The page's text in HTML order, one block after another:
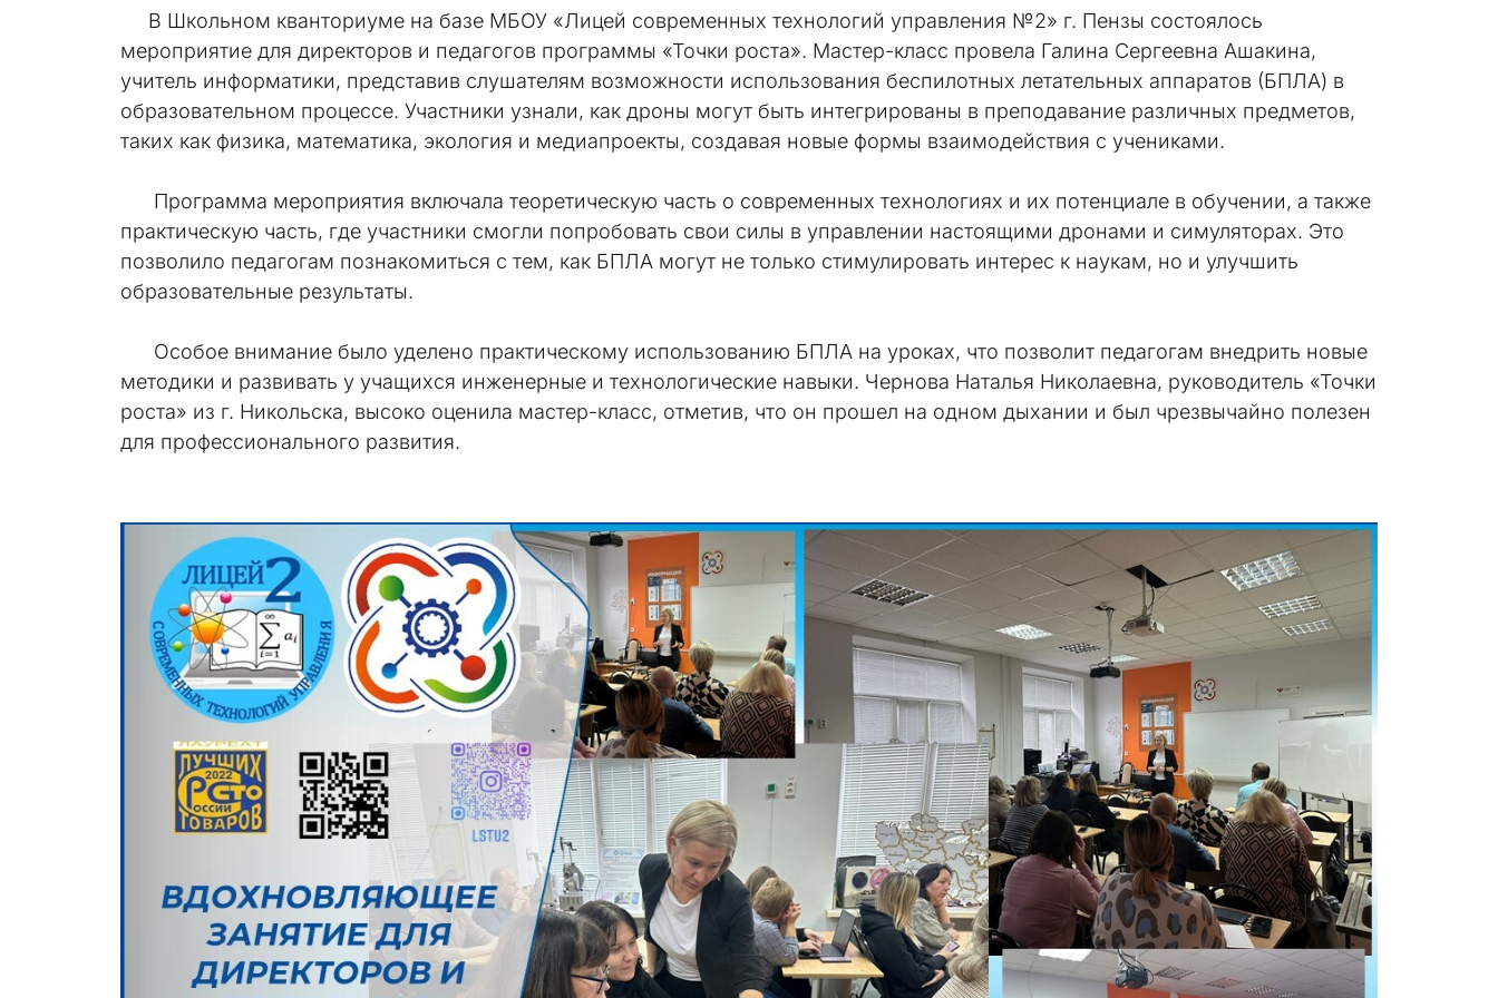
В Школьном кванториуме на базе МБОУ «Лицей современных технологий управления №2» г. Пензы состоялось
мероприятие для директоров и педагогов программы «Точки роста». Мастер-класс провела Галина Сергеевна Ашакина,
учитель информатики, представив слушателям возможности использования беспилотных летательных аппаратов (БПЛА) в
образовательном процессе. Участники узнали, как дроны могут быть интегрированы в преподавание различных предметов,
таких как физика, математика, экология и медиапроекты, создавая новые формы взаимодействия с учениками.
Программа мероприятия включала теоретическую часть о современных технологиях и их потенциале в обучении, а также
практическую часть, где участники смогли попробовать свои силы в управлении настоящими дронами и симуляторах. Это
позволило педагогам познакомиться с тем, как БПЛА могут не только стимулировать интерес к наукам, но и улучшить
образовательные результаты.
Особое внимание было уделено практическому использованию БПЛА на уроках, что позволит педагогам внедрить новые
методики и развивать у учащихся инженерные и технологические навыки. Чернова Наталья Николаевна, руководитель «Точки
роста» из г. Никольска, высоко оценила мастер-класс, отметив, что он прошел на одном дыхании и был чрезвычайно полезен
для профессионального развития.